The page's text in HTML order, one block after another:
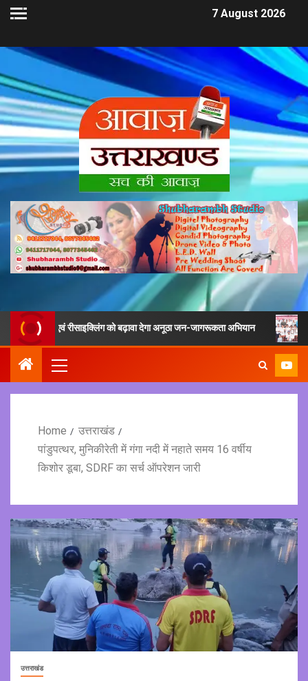
7 August 2026
एवं रीसाइक्लिंग को बढ़ावा देगा अनूठा जन-जागरूकता अभियान फिटनेस
Home
उत्तराखंड
पांडुपत्थर, मुनिकीरेती में गंगा नदी में नहाते समय 16 वर्षीय
किशोर डूबा, SDRF का सर्च ऑपरेशन जारी
उत्तराखंड